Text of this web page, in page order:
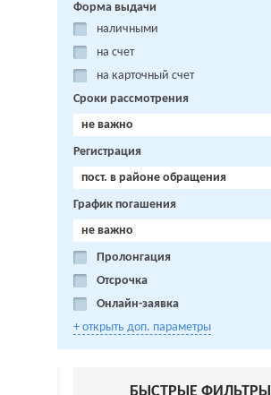
Форма выдачи
наличными
на счет
на карточный счет
Сроки рассмотрения
не важно
Регистрация
пост. в районе обращения
График погашения
не важно
Пролонгация
Отсрочка
Онлайн-заявка
+ открыть доп. параметры